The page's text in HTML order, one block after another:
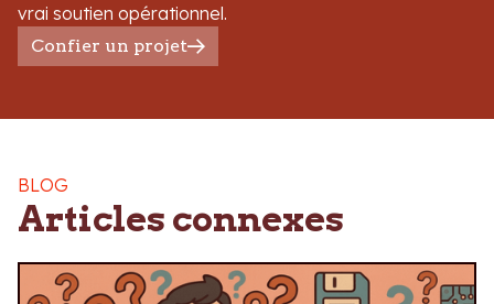
vrai soutien opérationnel.
Confier un projet
BLOG
Articles connexes